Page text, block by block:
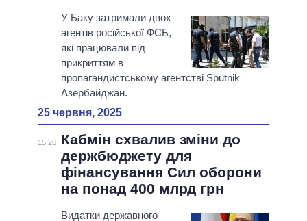
У Баку затримали двох
агентів російської ФСБ,
які працювали під
прикриттям в
пропагандистському агентстві Sputnik
Азербайджан.
25 червня, 2025
15:26
Кабмін схвалив зміни до
держбюджету для
фінансування Сил оборони
на понад 400 млрд грн
Видатки державного